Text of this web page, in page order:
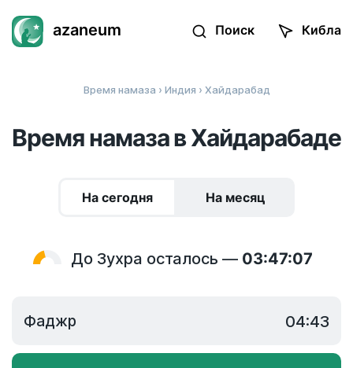
azaneum Поиск Кибла
Время намаза › Индия › Хайдарабад
Время намаза в Хайдарабаде
На сегодня На месяц
До Зухра осталось — 03:47:07
Фаджр 04:43